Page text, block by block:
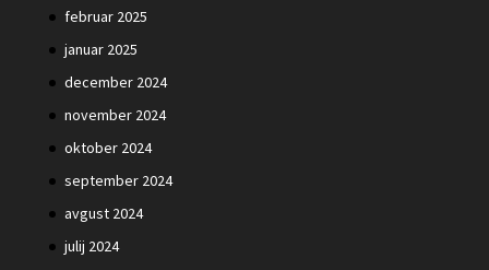
februar 2025
januar 2025
december 2024
november 2024
oktober 2024
september 2024
avgust 2024
julij 2024